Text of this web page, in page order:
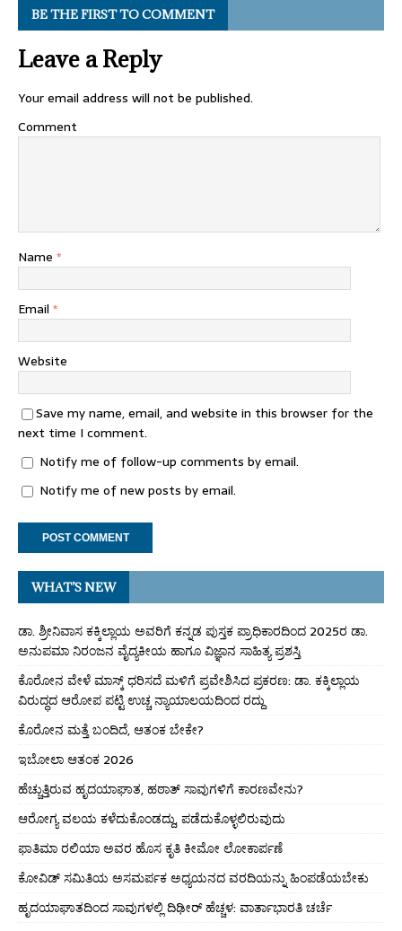
BE THE FIRST TO COMMENT
Leave a Reply
Your email address will not be published.
Comment
Name *
Email *
Website
Save my name, email, and website in this browser for the
next time I comment.
Notify me of follow-up comments by email.
Notify me of new posts by email.
WHAT’S NEW
ಡಾ. ಶ್ರೀನಿವಾಸ ಕಕ್ಕಿಲ್ಲಾಯ ಅವರಿಗೆ ಕನ್ನಡ ಪುಸ್ತಕ ಪ್ರಾಧಿಕಾರದಿಂದ 2025ರ ಡಾ.
ಅನುಪಮಾ ನಿರಂಜನ ವೈದ್ಯಕೀಯ ಹಾಗೂ ವಿಜ್ಞಾನ ಸಾಹಿತ್ಯ ಪ್ರಶಸ್ತಿ
ಕೊರೋನ ವೇಳೆ ಮಾಸ್ಕ್ ಧರಿಸದೆ ಮಳಿಗೆ ಪ್ರವೇಶಿಸಿದ ಪ್ರಕರಣ: ಡಾ. ಕಕ್ಕಿಲ್ಲಾಯ
ವಿರುದ್ಧದ ಆರೋಪ ಪಟ್ಟಿ ಉಚ್ಚ ನ್ಯಾಯಾಲಯದಿಂದ ರದ್ದು
ಕೊರೋನ ಮತ್ತೆ ಬಂದಿದೆ, ಆತಂಕ ಬೇಕೇ?
ಇಬೋಲಾ ಆತಂಕ 2026
ಹೆಚ್ಚುತ್ತಿರುವ ಹೃದಯಾಘಾತ, ಹಠಾತ್ ಸಾವುಗಳಿಗೆ ಕಾರಣವೇನು?
ಆರೋಗ್ಯ ವಲಯ ಕಳೆದುಕೊಂಡದ್ದು, ಪಡೆದುಕೊಳ್ಳಲಿರುವುದು
ಫಾತಿಮಾ ರಲಿಯಾ ಅವರ ಹೊಸ ಕೃತಿ ಕೀಮೋ ಲೋಕಾರ್ಪಣೆ
ಕೋವಿಡ್ ಸಮಿತಿಯ ಅಸಮರ್ಪಕ ಅಧ್ಯಯನದ ವರದಿಯನ್ನು ಹಿಂಪಡೆಯಬೇಕು
ಹೃದಯಾಘಾತದಿಂದ ಸಾವುಗಳಲ್ಲಿ ದಿಢೀರ್ ಹೆಚ್ಚಳ: ವಾರ್ತಾಭಾರತಿ ಚರ್ಚೆ